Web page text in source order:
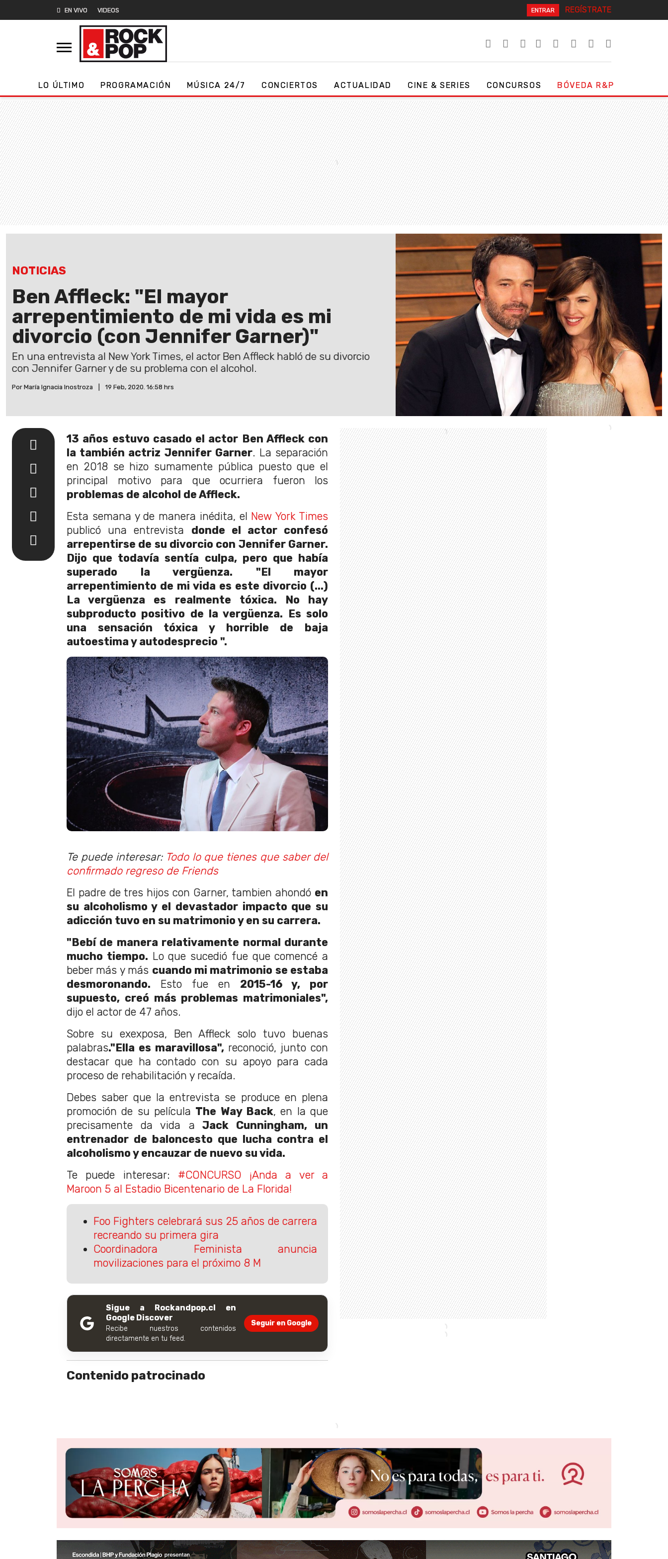
EN VIVO VIDEOS ENTRAR REGÍSTRATE
LO ÚLTIMO PROGRAMACIÓN MÚSICA 24/7 CONCIERTOS ACTUALIDAD CINE & SERIES CONCURSOS BÓVEDA R&P
NOTICIAS
Ben Affleck: "El mayor
arrepentimiento de mi vida es mi
divorcio (con Jennifer Garner)"
En una entrevista al New York Times, el actor Ben Affleck habló de su divorcio
con Jennifer Garner y de su problema con el alcohol.
Por María Ignacia Inostroza 19 Feb, 2020. 16:58 hrs
13 años estuvo casado el actor Ben Affleck con
la también actriz Jennifer Garner. La separación
en 2018 se hizo sumamente pública puesto que el
principal motivo para que ocurriera fueron los
problemas de alcohol de Affleck.
Esta semana y de manera inédita, el New York Times
publicó una entrevista donde el actor confesó
arrepentirse de su divorcio con Jennifer Garner.
Dijo que todavía sentía culpa, pero que había
superado la vergüenza. "El mayor
arrepentimiento de mi vida es este divorcio (...)
La vergüenza es realmente tóxica. No hay
subproducto positivo de la vergüenza. Es solo
una sensación tóxica y horrible de baja
autoestima y autodesprecio ".
Te puede interesar: Todo lo que tienes que saber del
confirmado regreso de Friends
El padre de tres hijos con Garner, tambien ahondó en
su alcoholismo y el devastador impacto que su
adicción tuvo en su matrimonio y en su carrera.
"Bebí de manera relativamente normal durante
mucho tiempo. Lo que sucedió fue que comencé a
beber más y más cuando mi matrimonio se estaba
desmoronando. Esto fue en 2015-16 y, por
supuesto, creó más problemas matrimoniales",
dijo el actor de 47 años.
Sobre su exexposa, Ben Affleck solo tuvo buenas
palabras."Ella es maravillosa",reconoció, junto con
destacar que ha contado con su apoyo para cada
proceso de rehabilitación y recaída.
Debes saber que la entrevista se produce en plena
promoción de su película The Way Back, en la que
precisamente da vida a Jack Cunningham, un
entrenador de baloncesto que lucha contra el
alcoholismo y encauzar de nuevo su vida.
Te puede interesar: #CONCURSO ¡Anda a ver a
Maroon 5 al Estadio Bicentenario de La Florida!
Foo Fighters celebrará sus 25 años de carrera
recreando su primera gira
Coordinadora Feminista anuncia
movilizaciones para el próximo 8 M
Sigue a Rockandpop.cl en
Google Discover
Recibe nuestros contenidos
directamente en tu feed.
Seguir en Google
Contenido patrocinado